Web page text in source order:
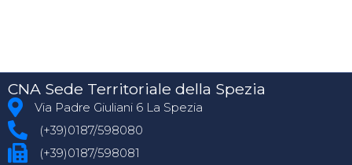
CNA Sede Territoriale della Spezia
Via Padre Giuliani 6 La Spezia
(+39)0187/598080
(+39)0187/598081